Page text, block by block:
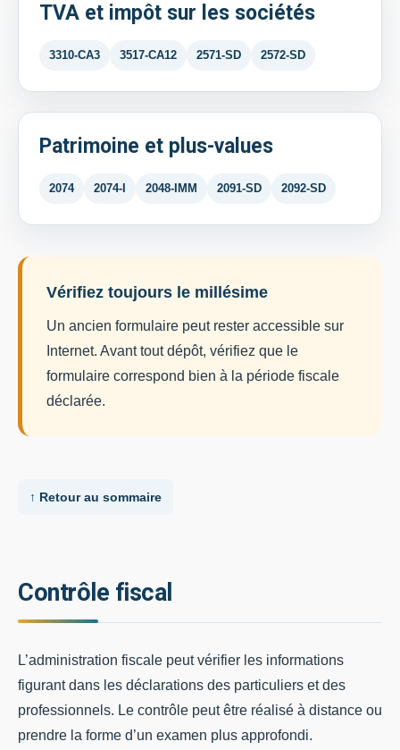
TVA et impôt sur les sociétés
3310-CA3 3517-CA12 2571-SD 2572-SD
Patrimoine et plus-values
2074 2074-I 2048-IMM 2091-SD 2092-SD
Vérifiez toujours le millésime
Un ancien formulaire peut rester accessible sur
Internet. Avant tout dépôt, vérifiez que le
formulaire correspond bien à la période fiscale
déclarée.
↑ Retour au sommaire
Contrôle fiscal
L’administration fiscale peut vérifier les informations
figurant dans les déclarations des particuliers et des
professionnels. Le contrôle peut être réalisé à distance ou
prendre la forme d’un examen plus approfondi.